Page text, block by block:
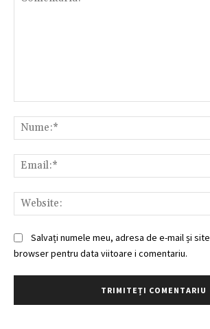
Salvați numele meu, adresa de e-mail și
browser pentru data viitoare i comentariu.